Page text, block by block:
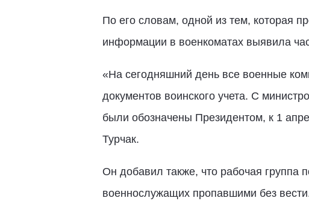
По его словам, одной из тем, которая
информации в военкоматах выявила
«На сегодняшний день все военные
документов воинского учета. С
были обозначены Президентом, к 1
Турчак.
Он добавил также, что рабочая группа
военнослужащих пропавшими без